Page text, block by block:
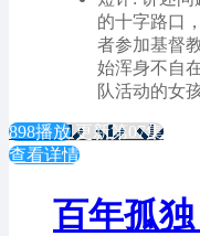
的十字路口
者参加基督
始浑身不自
队活动的女
898播放 更新第07集
查看详情
百年孤